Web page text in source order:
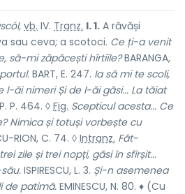
vb. IV. Tranz. I. 1. A răvăși
sau ceva; a scotoci. Ce ți-a venit
să-mi zăpăcești hîrtiile?BARANGA,
BART, E. 247. Ia să mi te scoli,
l-ăi nimeri Și de l-ăi găsi... La tăiat
P. 464. ◊ Fig. Scepticul acesta... Ce
Nimica și totuși vorbește cu
RION, C. 74. ◊ Intranz. Făt-
zile și trei nopți, găsi în sfîrșit...
ISPIRESCU, L. 3. Și-n asemenea
de patimă. EMINESCU, N. 80. ♦ (Cu